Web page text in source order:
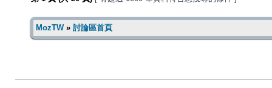
MozTW» 討論區首頁